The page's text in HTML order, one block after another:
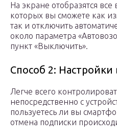
На экране отобразятся
которых вы сможете как
так и отключить
около параметра
пункт «Выключить».
Способ 2: Настройки
Легче всего
непосредственно с
пользуетесь ли вы
отмена подписки